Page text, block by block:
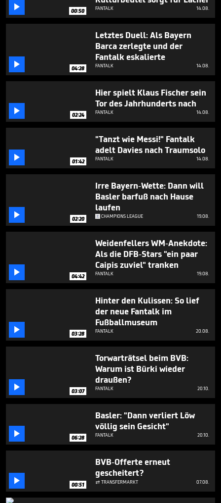
minutes,
 00:50 FANTALK 14.08.
 04:28
Letztes Duell: Als Bayern
Barca zerlegte und der
Fantalk eskalierte
FANTALK 14.08.
 02:24
Hier spielt Klaus Fischer sein
Tor des Jahrhunderts nach
FANTALK 14.08.
 01:42
"Tanzt wie Messi!" Fantalk
adelt Davies nach Traumsolo
FANTALK 14.08.
 02:20
Irre Bayern-Wette: Dann will
Basler barfuß nach Hause
laufen
CHAMPIONS LEAGUE 19.08.
 04:42
Weidenfellers WM-Anekdote:
Als die DFB-Stars "ein paar
Caipis zuviel" tranken
FANTALK 19.08.
 03:28
Hinter den Kulissen: So lief
der neue Fantalk im
Fußballmuseum
FANTALK 20.08.
 03:07
Torwarträtsel beim BVB:
Warum ist Bürki wieder
draußen?
FANTALK 20.10.
 06:28
Basler: "Dann verliert Löw
völlig sein Gesicht"
FANTALK 20.10.
 00:51
BVB-Offerte erneut
gescheitert?
 TRANSFERMARKT 07.08.